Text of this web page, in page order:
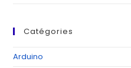
Catégories
Arduino